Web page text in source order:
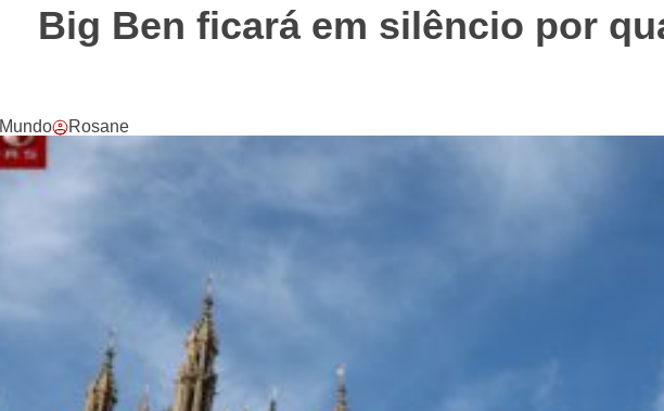
Big Ben ficará em silêncio por
Mundo Rosane